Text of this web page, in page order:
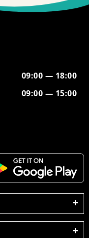
09:00 — 18:00
09:00 — 15:00